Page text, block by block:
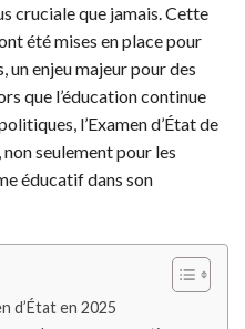
cruciale que jamais. Cette
été mises en place pour
un enjeu majeur pour des
que l’éducation continue
l’Examen d’État de
seulement pour les
éducatif dans son
d’État en 2025